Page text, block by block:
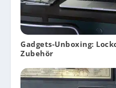
Gadgets-Unboxing:
Zubehör